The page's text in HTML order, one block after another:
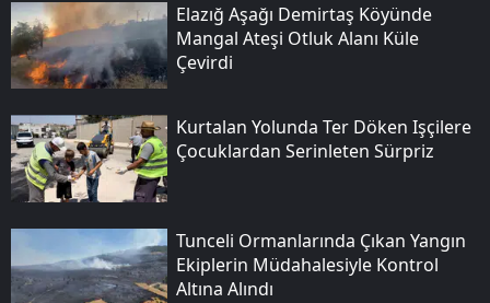
Elazığ Aşağı Demirtaş Köyünde
Mangal Ateşi Otluk Alanı Küle
Çevirdi
Kurtalan Yolunda Ter Döken Işçilere
Çocuklardan Serinleten Sürpriz
Tunceli Ormanlarında Çıkan Yangın
Ekiplerin Müdahalesiyle Kontrol
Altına Alındı